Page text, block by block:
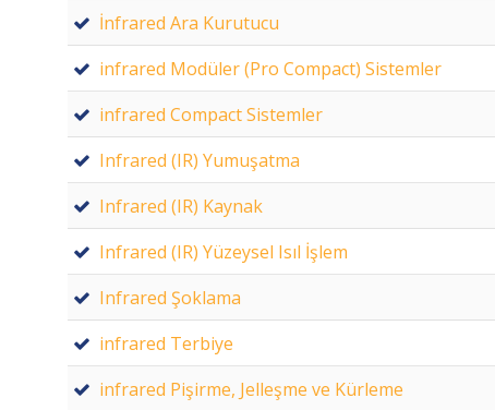
İnfrared Ara Kurutucu
infrared Modüler (Pro Compact) Sistemler
infrared Compact Sistemler
Infrared (IR) Yumuşatma
Infrared (IR) Kaynak
Infrared (IR) Yüzeysel Isıl İşlem
Infrared Şoklama
infrared Terbiye
infrared Pişirme, Jelleşme ve Kürleme